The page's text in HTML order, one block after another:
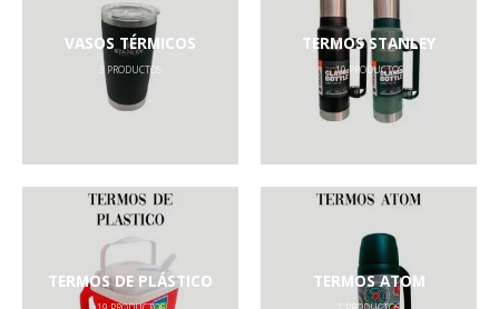
VASOS TÉRMICOS
PRODUCTOS
TERMOS STANLEY
10PRODUCTOS
TERMOS DE PLÁSTICO TERMOS ATOM